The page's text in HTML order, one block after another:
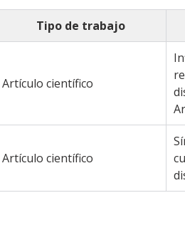
Tipo de trabajo
Artículo científico
Artículo científico